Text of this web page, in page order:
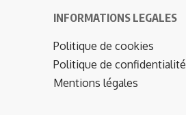
INFORMATIONS LEGALES
Politique de cookies
Politique de confidentialité
Mentions légales